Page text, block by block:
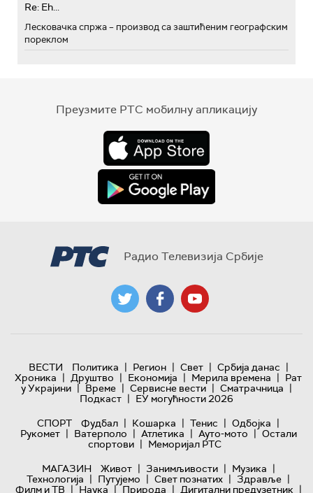
Re: Eh...
Лесковачка спржа – производ са заштићеним географским
пореклом
Преузмите РТС мобилну апликацију
Радио Телевизија Србије
ВЕСТИ Политика | Регион | Свет | Србија данас |
Хроника | Друштво | Економија | Мерила времена | Рат
у Украјини | Време | Сервисне вести | Сматрачница |
Подкаст | ЕУ могућности 2026
СПОРТ
Фудбал | Кошарка | Тенис | Одбојка |
Рукомет | Ватерполо | Атлетика | Ауто-мото | Остали
спортови | Меморијал РТС
МАГАЗИН
Живот | Занимљивости | Музика |
Технологијa | Путујемо | Свет познатих | Здравље |
Филм и ТВ | Наука | Природа | Дигитални предузетник |